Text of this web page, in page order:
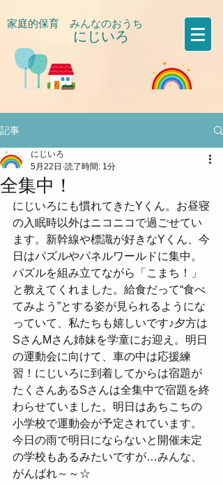
家庭的保育 みんなのおうち
にじいろ
記事
全集中！
にじいろ
5月22日 読了時間: 1分
にじいろにも慣れてきたYくん。お昼寝
の入眠時以外はニコニコで過ごせてい
ます。新幹線や標識が好きなYくん、今
日はパズルやパネルワールドに集中。
パズルを組み立てながら「こまち！」
と教えてくれました。給食だって“食べ
てみよう”とする姿が見られるようにな
っていて、私たちも嬉しいです♪夕方は
SさんMさん姉妹を学童にお迎え。明日
の運動会に向けて、車の中は応援練
習！にじいろに到着してからは宿題が
たくさんあるSさんは全集中で宿題を終
わらせていました。明日はあちこちの
小学校で運動会が予定されています。
今日の雨で明日にならないと開催未定
の学校もあるみたいですが…みんな、
がんばれ～～☆